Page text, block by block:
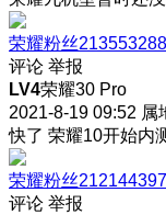
荣耀粉丝213553288
评论 举报
LV4荣耀30 Pro
2021-8-19 09:52 属
快了 荣耀10开始内
荣耀粉丝212144397
评论 举报